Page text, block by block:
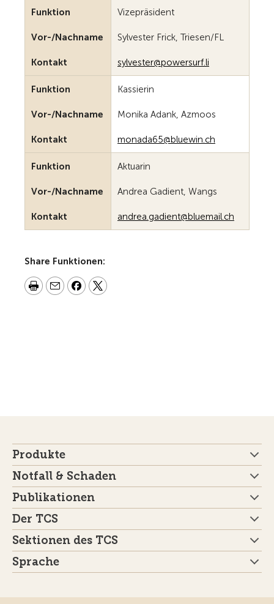
Funktion Vizepräsident
Vor-/Nachname Sylvester Frick, Triesen/FL
Kontakt sylv st r p w rs rfl
Funktion Kassierin
Vor-/Nachname Monika Adank, Azmoos
Kontakt m n d 65 bl wn ch
Funktion Aktuarin
Vor-/Nachname Andrea Gadient, Wangs
Kontakt ndr g d nt bl m l ch
Share Funktionen:
Produkte
Notfall & Schaden
Publikationen
Der TCS
Sektionen des TCS
Sprache